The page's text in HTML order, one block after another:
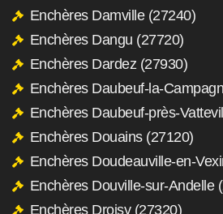
Enchères Damville (27240)
Enchères Dangu (27720)
Enchères Dardez (27930)
Enchères Daubeuf-la-
Enchères Daubeuf-près-
Enchères Douains (27120)
Enchères Doudeauville-en-
Enchères Douville-sur-Andelle
Enchères Droisy (27320)